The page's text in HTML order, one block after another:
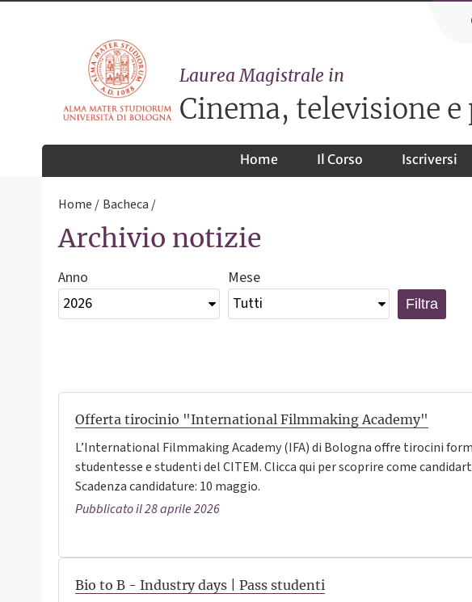
Laurea Magistrale in
Cinema, televisione
Home Il Corso Iscriversi
Home Bacheca
Archivio notizie
Anno Mese
Filtra
Offerta tirocinio "International Filmmaking Academy"
L’International Filmmaking Academy (IFA) di Bologna offre tirocini
studentesse e studenti del CITEM. Clicca qui per scoprire come
Scadenza candidature: 10 maggio.
Pubblicato il 28 aprile 2026
Bio to B - Industry days | Pass studenti